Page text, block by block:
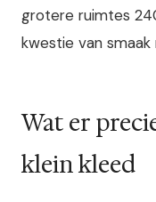
grotere ruimtes
kwestie van smaak
Wat er
klein kleed